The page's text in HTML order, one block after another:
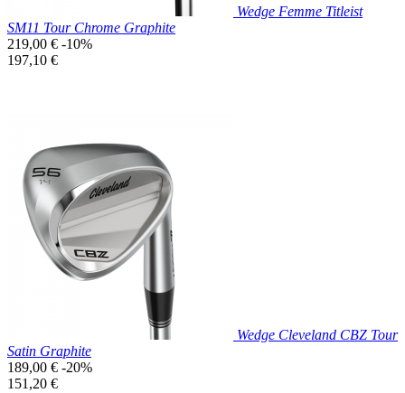
Wedge Femme Titleist
SM11 Tour Chrome Graphite
Prix
de
219,00 € -10%
Prix
197,10 €
Prix réduit
Aperçu rapide
Wedge Cleveland CBZ Tour
Satin Graphite
Prix
de
189,00 € -20%
Prix
151,20 €